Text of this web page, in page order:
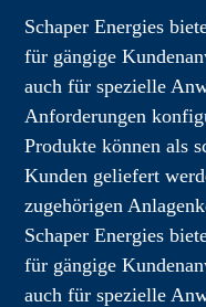
Schaper Energies
für gängige
auch für spezielle
Anforderungen
Produkte können als
Kunden geliefert
zugehörigen
Schaper Energies
für gängige
auch für spezielle